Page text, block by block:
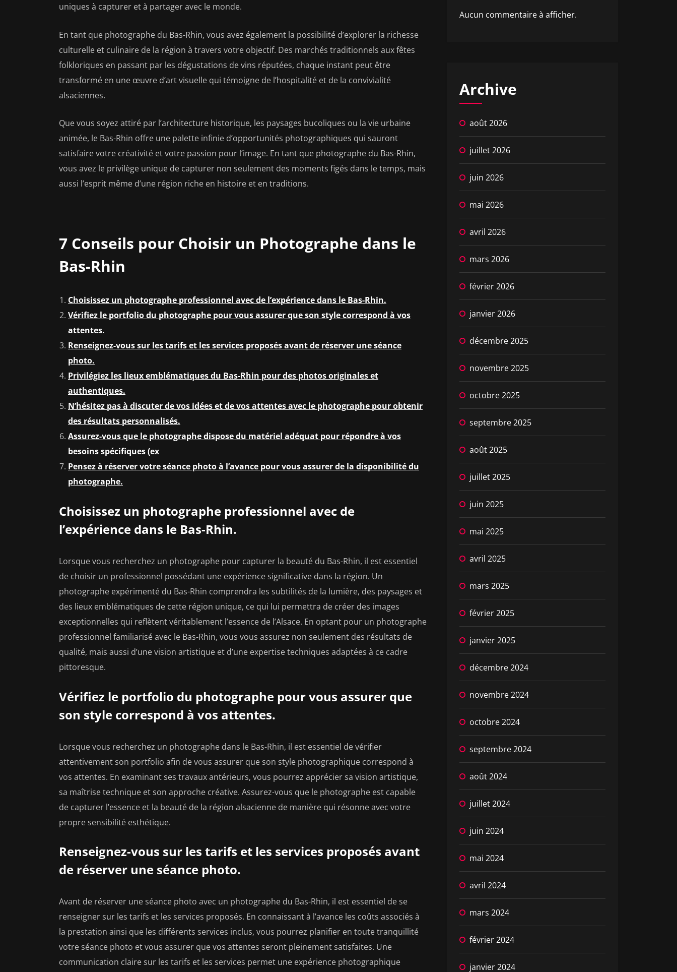
uniques à capturer et à partager avec le monde.
En tant que photographe du Bas-Rhin, vous avez également la possibilité d’explorer la richesse
culturelle et culinaire de la région à travers votre objectif. Des marchés traditionnels aux fêtes
folkloriques en passant par les dégustations de vins réputées, chaque instant peut être
transformé en une œuvre d’art visuelle qui témoigne de l’hospitalité et de la convivialité
alsaciennes.
Que vous soyez attiré par l’architecture historique, les paysages bucoliques ou la vie urbaine
animée, le Bas-Rhin offre une palette infinie d’opportunités photographiques qui sauront
satisfaire votre créativité et votre passion pour l’image. En tant que photographe du Bas-Rhin,
vous avez le privilège unique de capturer non seulement des moments figés dans le temps, mais
aussi l’esprit même d’une région riche en histoire et en traditions.
7 Conseils pour Choisir un Photographe dans le
Bas-Rhin
Choisissez un photographe professionnel avec de l’expérience dans le Bas-Rhin.
Vérifiez le portfolio du photographe pour vous assurer que son style correspond à vos
attentes.
Renseignez-vous sur les tarifs et les services proposés avant de réserver une séance
photo.
Privilégiez les lieux emblématiques du Bas-Rhin pour des photos originales et
authentiques.
N’hésitez pas à discuter de vos idées et de vos attentes avec le photographe pour obtenir
des résultats personnalisés.
Assurez-vous que le photographe dispose du matériel adéquat pour répondre à vos
besoins spécifiques (ex
Pensez à réserver votre séance photo à l’avance pour vous assurer de la disponibilité du
photographe.
Choisissez un photographe professionnel avec de
l’expérience dans le Bas-Rhin.
Lorsque vous recherchez un photographe pour capturer la beauté du Bas-Rhin, il est essentiel
de choisir un professionnel possédant une expérience significative dans la région. Un
photographe expérimenté du Bas-Rhin comprendra les subtilités de la lumière, des paysages et
des lieux emblématiques de cette région unique, ce qui lui permettra de créer des images
exceptionnelles qui reflètent véritablement l’essence de l’Alsace. En optant pour un photographe
professionnel familiarisé avec le Bas-Rhin, vous vous assurez non seulement des résultats de
qualité, mais aussi d’une vision artistique et d’une expertise techniques adaptées à ce cadre
pittoresque.
Vérifiez le portfolio du photographe pour vous assurer que
son style correspond à vos attentes.
Lorsque vous recherchez un photographe dans le Bas-Rhin, il est essentiel de vérifier
attentivement son portfolio afin de vous assurer que son style photographique correspond à
vos attentes. En examinant ses travaux antérieurs, vous pourrez apprécier sa vision artistique,
sa maîtrise technique et son approche créative. Assurez-vous que le photographe est capable
de capturer l’essence et la beauté de la région alsacienne de manière qui résonne avec votre
propre sensibilité esthétique.
Renseignez-vous sur les tarifs et les services proposés avant
de réserver une séance photo.
Avant de réserver une séance photo avec un photographe du Bas-Rhin, il est essentiel de se
renseigner sur les tarifs et les services proposés. En connaissant à l’avance les coûts associés à
la prestation ainsi que les différents services inclus, vous pourrez planifier en toute tranquillité
votre séance photo et vous assurer que vos attentes seront pleinement satisfaites. Une
communication claire sur les tarifs et les services permet une expérience photographique
Aucun commentaire à afficher.
Archive
août 2026
juillet 2026
juin 2026
mai 2026
avril 2026
mars 2026
février 2026
janvier 2026
décembre 2025
novembre 2025
octobre 2025
septembre 2025
août 2025
juillet 2025
juin 2025
mai 2025
avril 2025
mars 2025
février 2025
janvier 2025
décembre 2024
novembre 2024
octobre 2024
septembre 2024
août 2024
juillet 2024
juin 2024
mai 2024
avril 2024
mars 2024
février 2024
janvier 2024